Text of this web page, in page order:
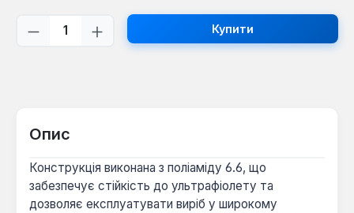
Кількість товару: Введіть потрібну
Купити
Опис
Конструкція виконана з поліаміду 6.6, що
забезпечує стійкість до ультрафіолету та
дозволяє експлуатувати виріб у широкому